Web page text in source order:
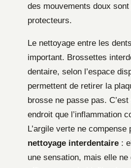
des mouvements doux sont
protecteurs.
Le nettoyage entre les
important. Brossettes
dentaire, selon l’espace
permettent de retirer la
brosse ne passe pas.
endroit que l’inflammation
L’argile verte ne compense
nettoyage interdentaire :
une sensation, mais elle ne